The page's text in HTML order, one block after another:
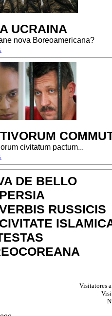
UCRAINA
nova Boreoamericana?
civitatum pactum...
DE BELLO
RUSSICIS
Visitatores